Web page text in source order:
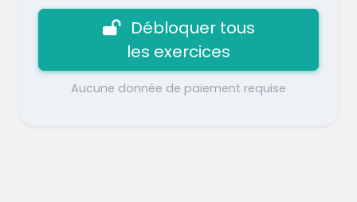
Débloquer tous
les exercices
Aucune donnée de paiement requise